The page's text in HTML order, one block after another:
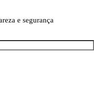
e segurança